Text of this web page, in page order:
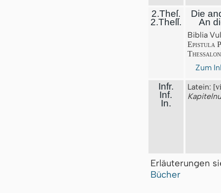
2.Theſ.
2.Theſſ.
Die
An
Biblia
Epistula
Zum
Infr.
Inf.
In.
Latein:
Erläuterungen
Bücher